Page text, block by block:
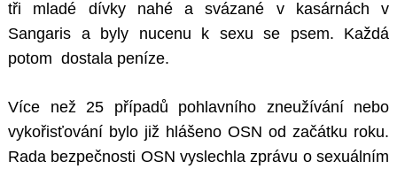
tři mladé dívky nahé a svázané v kasárnách v
Sangaris a byly nucenu k sexu se psem. Každá
potom dostala peníze.
Více než 25 případů pohlavního zneužívání nebo
vykořisťování bylo již hlášeno OSN od začátku roku.
Rada bezpečnosti OSN vyslechla zprávu o sexuálním